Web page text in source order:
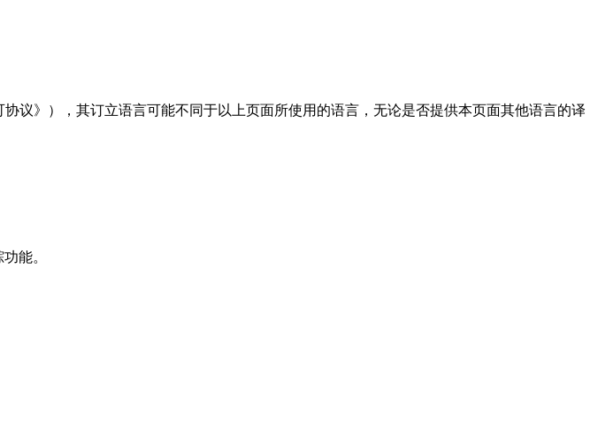
议》），其订立语言可能不同于以上页面所使用的语言，无论是否提供本页面其他语言的译
能。